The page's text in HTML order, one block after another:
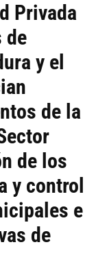
Privada
de
y el
de la
de los
y control
e
de